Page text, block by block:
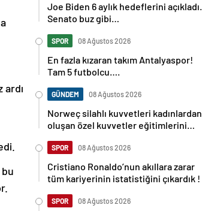
ardı
bu
Joe Biden 6 aylık hedeflerini açıkladı.
Senato buz gibi…
SPOR 08 Ağustos 2026
En fazla kızaran takım Antalyaspor!
Tam 5 futbolcu….
GÜNDEM 08 Ağustos 2026
Norweç silahlı kuvvetleri kadınlardan
oluşan özel kuvvetler eğitimlerini
SPOR 08 Ağustos 2026
Cristiano Ronaldo’nun akıllara zarar
tüm kariyerinin istatistiğini çıkardık !
SPOR 08 Ağustos 2026